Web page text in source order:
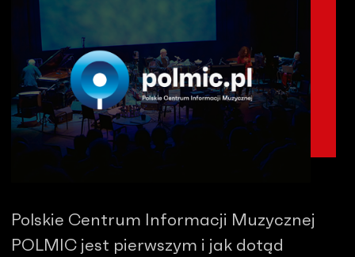
Polskie Centrum Informacji Muzycznej
POLMIC jest pierwszym i jak dotąd